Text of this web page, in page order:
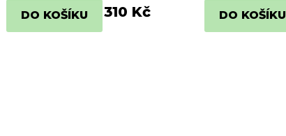
DO KOŠÍKU 310 Kč DO KOŠÍKU